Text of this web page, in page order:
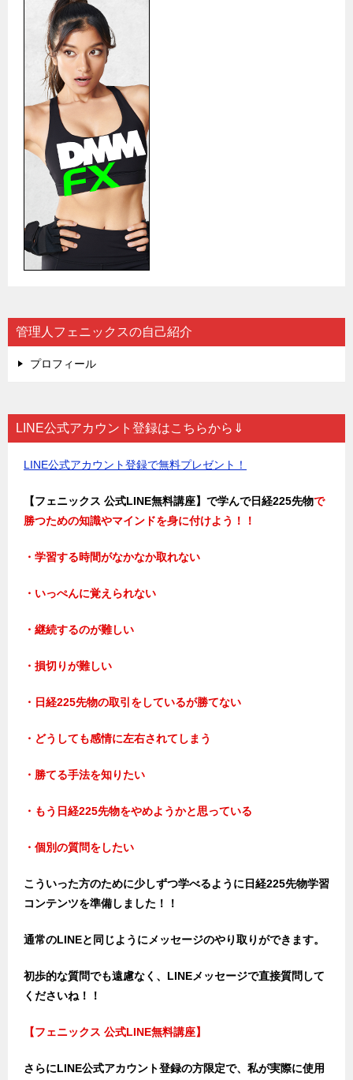
管理人フェニックスの自己紹介
プロフィール
LINE公式アカウント登録はこちらから⇓
LINE公式アカウント登録で無料プレゼント！
【フェニックス 公式LINE無料講座】で学んで日経225先物で
勝つための知識やマインドを身に付けよう！！
・学習する時間がなかなか取れない
・いっぺんに覚えられない
・継続するのが難しい
・損切りが難しい
・日経225先物の取引をしているが勝てない
・どうしても感情に左右されてしまう
・勝てる手法を知りたい
・もう日経225先物をやめようかと思っている
・個別の質問をしたい
こういった方のために少しずつ学べるように日経225先物学習
コンテンツを準備しました！！
通常のLINEと同じようにメッセージのやり取りができます。
初歩的な質問でも遠慮なく、LINEメッセージで直接質問して
くださいね！！
【フェニックス 公式LINE無料講座】
さらにLINE公式アカウント登録の方限定で、私が実際に使用